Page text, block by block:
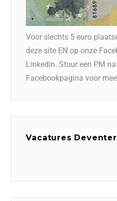
Voor slechts 5 euro
deze site EN op onze
Linkedin. Stuur een PM
Facebookpagina voor
Vacatures